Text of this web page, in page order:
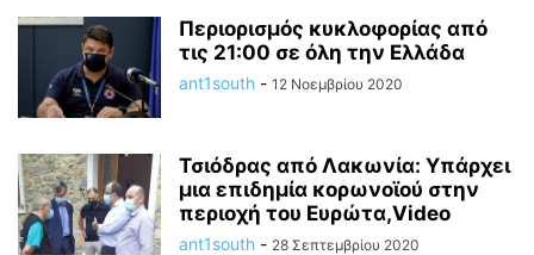
Περιορισμός κυκλοφορίας από
τις 21:00 σε όλη την Ελλάδα
ant1south - 12 Νοεμβρίου 2020
Τσιόδρας από Λακωνία: Υπάρχει
μια επιδημία κορωνοϊού στην
περιοχή του Ευρώτα,Video
ant1south - 28 Σεπτεμβρίου 2020